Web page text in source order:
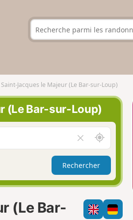
Saint-Jacques le Majeur (Le Bar-sur-Loup)
(Le Bar-sur-Loup)
i
d
e
r
l
e
u
t
u
r
d
e
Rechercher
(Le Bar-